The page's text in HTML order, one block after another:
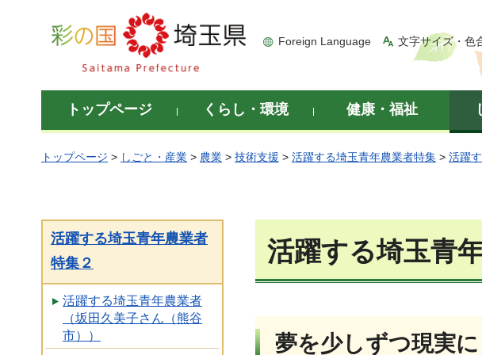
彩の国 埼玉県
Foreign Language 文字サイズ・色
トップページ くらし・環境 健康・福祉
トップページ > しごと・産業 > 農業 > 技術支援 > 活躍する埼玉青年農業者特集 > 活躍
活躍する埼玉青年農業者
特集２
活躍する埼玉青年農業者
（坂田久美子さん（熊谷
市））
活躍する埼玉青
夢を少しずつ現実に